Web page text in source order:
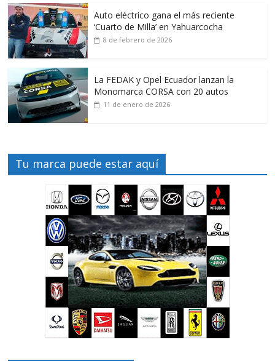
Auto eléctrico gana el más reciente
‘Cuarto de Milla’ en Yahuarcocha
8 de febrero de 2026
La FEDAK y Opel Ecuador lanzan la
Monomarca CORSA con 20 autos
11 de enero de 2026
Tu marca puede estar aquí